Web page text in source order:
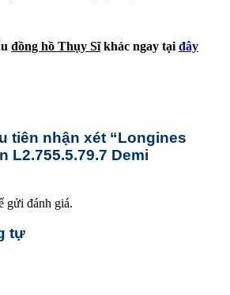
đồng hồ Thụy Sĩkhác ngay tại đây
tiên nhận xét “Longines
L2.755.5.79.7 Demi
gửi đánh giá.
tự